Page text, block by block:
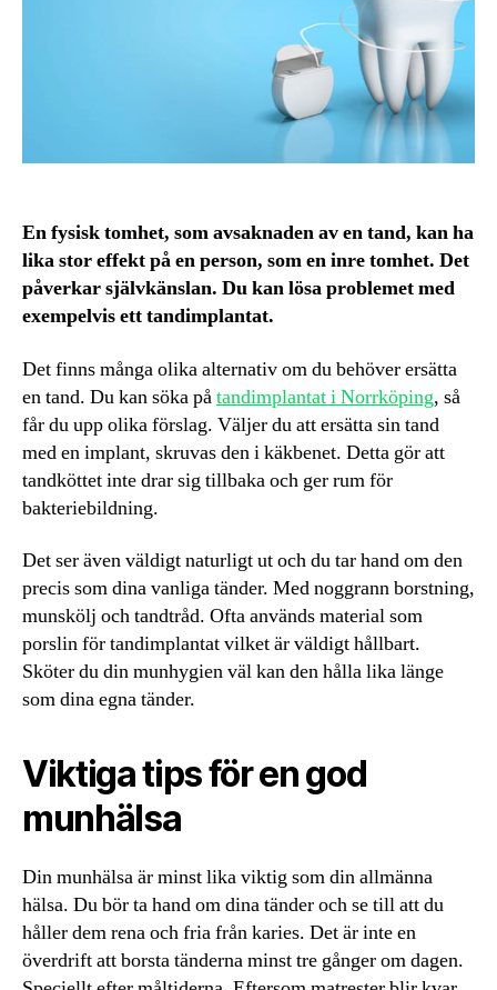
En fysisk tomhet, som avsaknaden av en tand, kan ha
lika stor effekt på en person, som en inre tomhet. Det
påverkar självkänslan. Du kan lösa problemet med
exempelvis ett tandimplantat.
Det finns många olika alternativ om du behöver ersätta
en tand. Du kan söka påtandimplantat i Norrköping, så
får du upp olika förslag. Väljer du att ersätta sin tand
med en implant, skruvas den i käkbenet. Detta gör att
tandköttet inte drar sig tillbaka och ger rum för
bakteriebildning.
Det ser även väldigt naturligt ut och du tar hand om den
precis som dina vanliga tänder. Med noggrann borstning,
munskölj och tandtråd. Ofta används material som
porslin för tandimplantat vilket är väldigt hållbart.
Sköter du din munhygien väl kan den hålla lika länge
som dina egna tänder.
Viktiga tips för en god
munhälsa
Din munhälsa är minst lika viktig som din allmänna
hälsa. Du bör ta hand om dina tänder och se till att du
håller dem rena och fria från karies. Det är inte en
överdrift att borsta tänderna minst tre gånger om dagen.